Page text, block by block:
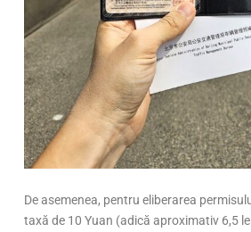
De asemenea, pentru eliberarea
taxă de 10 Yuan (adică aproximativ 6,5